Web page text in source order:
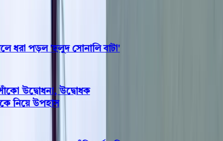
পড়ল 'হলুদ সোনালি বাটা'
উদ্বোধন!, উদ্বোধক
নিয়ে উপহাস